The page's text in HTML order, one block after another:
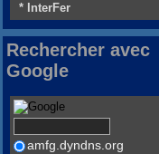
* InterFer
Rechercher avec
Google
amfg.dyndns.org